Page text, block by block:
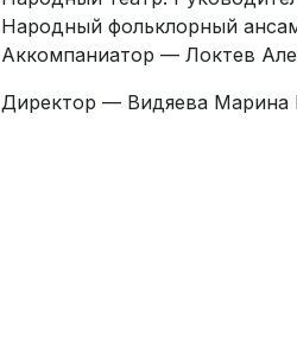
Народный фольклорный
Аккомпаниатор — Локтев
Директор — Видяева Марина